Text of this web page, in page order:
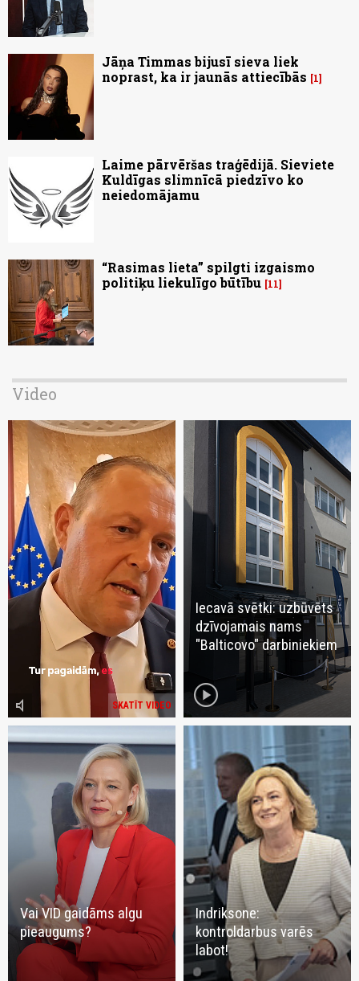
Jāņa Timmas bijusī sieva liek
noprast, ka ir jaunās attiecībās
1
Laime pārvēršas traģēdijā. Sieviete
Kuldīgas slimnīcā piedzīvo ko
neiedomājamu
“Rasimas lieta” spilgti izgaismo
politiķu liekulīgo būtību 11
Video
SKATĪT VIDEO
volume_mute
Iecavā svētki: uzbūvēts
dzīvojamais nams
"Balticovo" darbiniekiem
play_circle
Vai VID gaidāms algu
pieaugums?
Indriksone:
kontroldarbus varēs
labot!